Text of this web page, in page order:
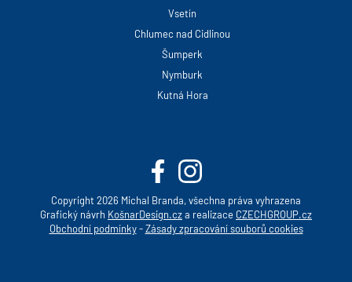
Vsetín
Chlumec nad Cidlinou
Šumperk
Nymburk
Kutná Hora
Copyright 2026 Michal Branda, všechna práva vyhrazena
Grafický návrh KošnarDesign.cza realizace CZECHGROUP.cz
Obchodní podmínky-Zásady zpracování souborů cookies